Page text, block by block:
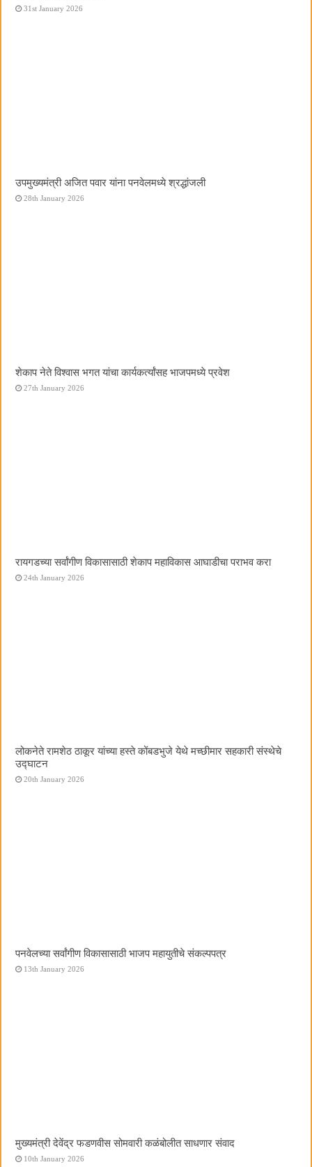
31st January 2026
उपमुख्यमंत्री अजित पवार यांना पनवेलमध्ये श्रद्धांजली
28th January 2026
शेकाप नेते विश्वास भगत यांचा कार्यकर्त्यांसह भाजपमध्ये प्रवेश
27th January 2026
रायगडच्या सर्वांगीण विकासासाठी शेकाप महाविकास आघाडीचा पराभव करा
24th January 2026
लोकनेते रामशेठ ठाकूर यांच्या हस्ते कोंबडभुजे येथे मच्छीमार सहकारी संस्थेचे
उद्घाटन
20th January 2026
पनवेलच्या सर्वांगीण विकासासाठी भाजप महायुतीचे संकल्पपत्र
13th January 2026
मुख्यमंत्री देवेंद्र फडणवीस सोमवारी कळंबोलीत साधणार संवाद
10th January 2026